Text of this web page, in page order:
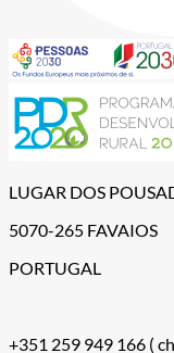
LUGAR DOS
5070-265 FAVAIOS
PORTUGAL
+351 259 949 166 (